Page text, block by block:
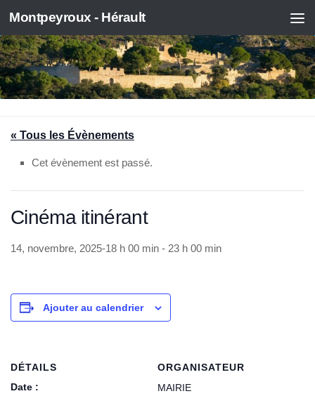
Skip to content
Montpeyroux - Hérault
« Tous les Évènements
Cet évènement est passé.
Cinéma itinérant
14, novembre, 2025-18 h 00 min - 23 h 00 min
Ajouter au calendrier
DÉTAILS
Date :
ORGANISATEUR
MAIRIE